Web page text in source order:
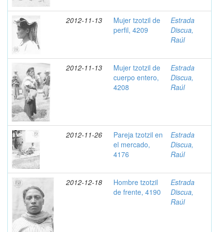
2012-11-13
Mujer tzotzil de
perfil, 4209
Estrada
Discua,
Raúl
2012-11-13
Mujer tzotzil de
cuerpo entero,
4208
Estrada
Discua,
Raúl
2012-11-26
Pareja tzotzil en
el mercado,
4176
Estrada
Discua,
Raúl
2012-12-18
Hombre tzotzil
de frente, 4190
Estrada
Discua,
Raúl